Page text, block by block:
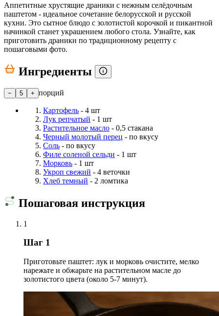
Аппетитные хрустящие драники с нежным селёдочным
паштетом - идеальное сочетание белорусской и русской
кухни. Это сытное блюдо с золотистой корочкой и пикантной
начинкой станет украшением любого стола. Узнайте, как
приготовить драники по традиционному рецепту с
пошаговыми фото.
Ингредиенты
− 5 + порций
Картофель - 4 шт
Лук репчатый - 1 шт
Растительное масло - 0,5 стакана
Черный молотый перец - по вкусу
Соль - по вкусу
Филе соленой сельди - 1 шт
Морковь - 1 шт
Укроп свежий - 4 веточки
Хлеб темный - 2 ломтика
Пошаговая инструкция
1
Шаг 1
Приготовьте паштет: лук и морковь очистите, мелко
нарежьте и обжарьте на растительном масле до
золотистого цвета (около 5-7 минут).